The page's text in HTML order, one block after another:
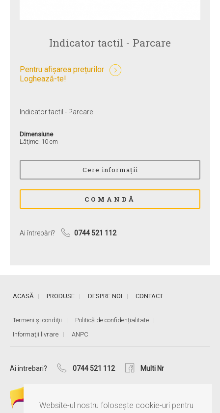
Website-ul nostru folosește cookie-uri pentru
Indicator tactil - Parcare
Pentru afișarea prețurilor
Loghează-te!
Indicator tactil - Parcare
Dimensiune
Lăţime: 10 cm
Ai întrebări? 0744 521 112
ACASĂ PRODUSE DESPRE NOI CONTACT
Termeni și condiţii
Politică de confidențialitate
Informaţii livrare
ANPC
Ai intrebari? 0744 521 112 Multi Nr